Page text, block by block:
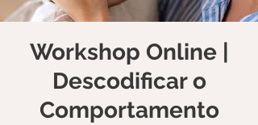
Workshop Online |
Descodificar o
Comportamento